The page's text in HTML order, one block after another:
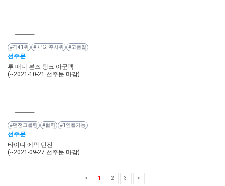
#긱41위
#RPG. 주사위 #고품질
선주문
투 매니 본즈 팅크 아군팩
(~2021-10-21 선주문 마감)
#던전크롤링
#협력 #1인플가능
선주문
타이니 에픽 던전
(~2021-09-27 선주문 마감)
1 2 3